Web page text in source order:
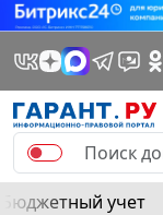
Бюджетный учет